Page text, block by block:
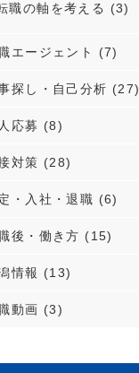
職の軸を考える
(3)
エージェント (7)
探し・自己分析 (27)
応募 (8)
対策 (28)
・入社・退職 (6)
後・働き方 (15)
情報 (13)
動画 (3)